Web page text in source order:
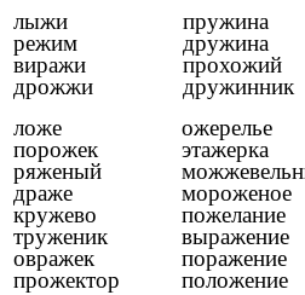
лыжи
пружина
режим
дружина
виражи
прохожий
дрожжи
дружинник
ложе
ожерелье
порожек
этажерка
ряженый
драже
мороженое
кружево
пожелание
труженик
выражение
овражек
поражение
прожектор
положение